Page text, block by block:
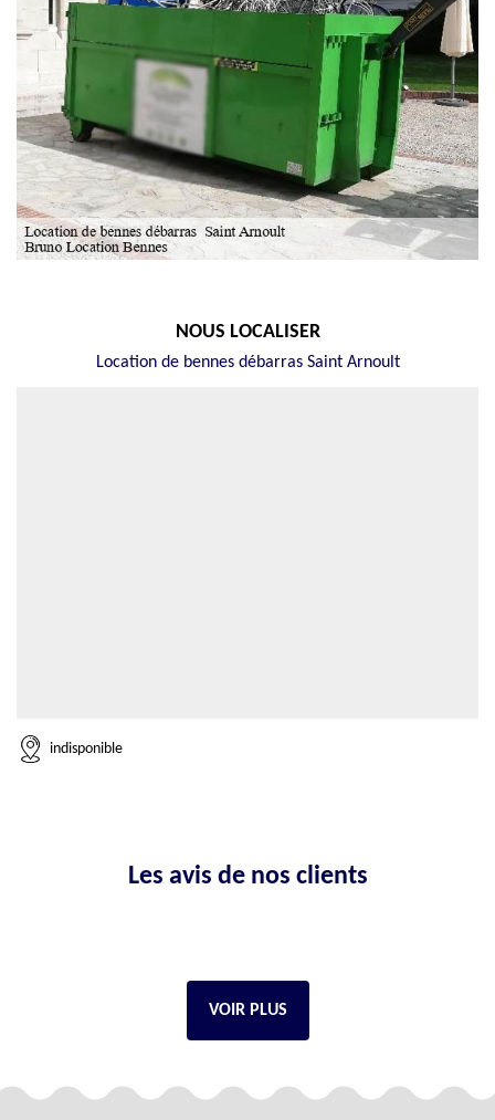
NOUS LOCALISER
Location de bennes débarras Saint Arnoult
indisponible
Les avis de nos clients
VOIR PLUS